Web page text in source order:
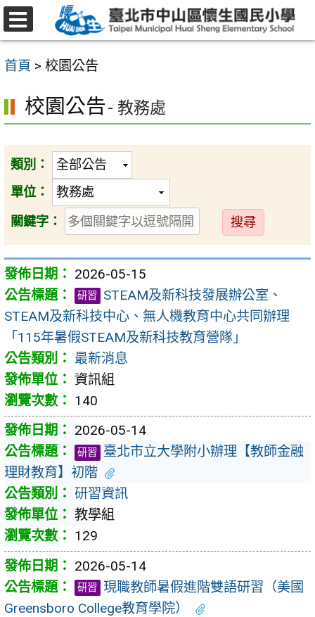
跳
至
要
容
首頁 > 校園公告
校園公告- 教務處
類別：
單位：
關鍵字：
送
出
2026-05-15
研習
STEAM及新科技發展辦公室、
STEAM及新科技中心、無人機教育中心共同辦理
「115年暑假STEAM及新科技教育營隊」
最新消息
資訊組
140
2026-05-14
研習
臺北市立大學附小辦理【教師金融
理財教育】初階
研習資訊
教學組
129
2026-05-14
研習 現職教師暑假進階雙語研習（美國
Greensboro College教育學院）
選
單